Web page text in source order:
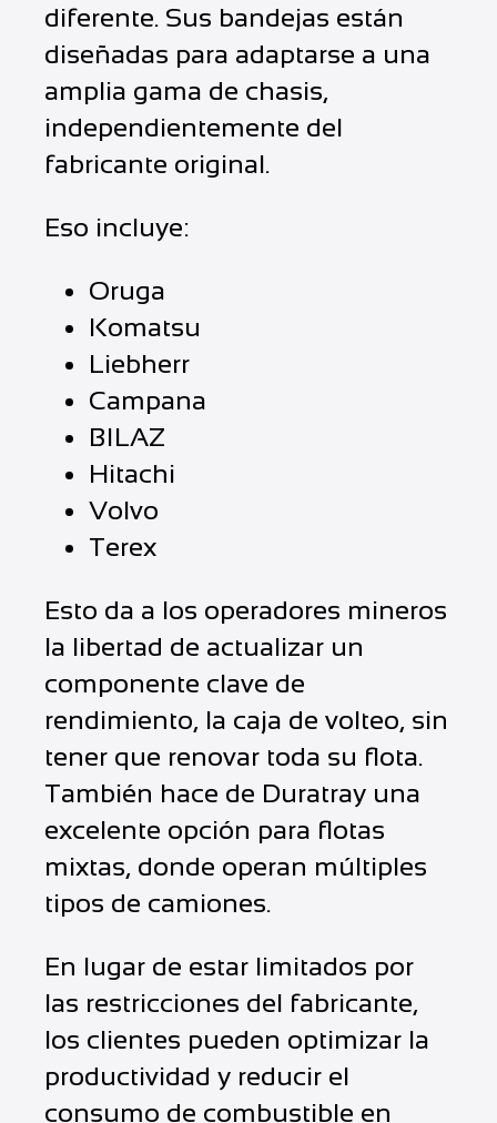
diferente. Sus bandejas están
diseñadas para adaptarse a una
amplia gama de chasis,
independientemente del
fabricante original.
Eso incluye:
Oruga
Komatsu
Liebherr
Campana
BILAZ
Hitachi
Volvo
Terex
Esto da a los operadores mineros
la libertad de actualizar un
componente clave de
rendimiento, la caja de volteo, sin
tener que renovar toda su flota.
También hace de Duratray una
excelente opción para flotas
mixtas, donde operan múltiples
tipos de camiones.
En lugar de estar limitados por
las restricciones del fabricante,
los clientes pueden optimizar la
productividad y reducir el
consumo de combustible en